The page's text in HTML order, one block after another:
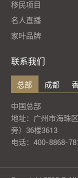
移民项目
名人直播
家叶品牌
联系我们
总部 成都
中国总部
地址：广州市海珠
旁）36楼3613
电话：400-8868-